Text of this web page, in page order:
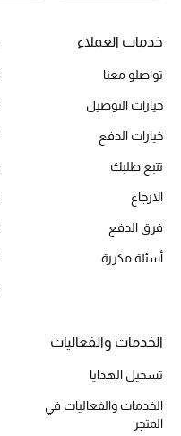
الموسم الجديد
أحذية النسائية
تشكيلة الأحذية
الأحذية الرجالية
أبرز المصممين
أحذية مختارة
خدمات العملاء
تواصلو معنا
خيارات التوصيل
خيارات الدفع
تتبع طلبك
الارجاع
فرق الدفع
أسئلة مكررة
الخدمات والفعاليات
تسجيل الهدايا
الخدمات والفعاليات في
المتجر